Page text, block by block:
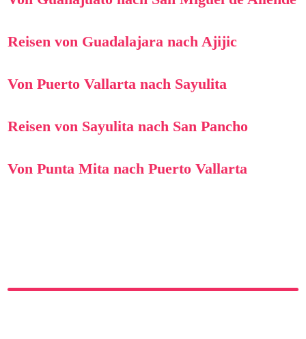
Reisen von Guadalajara nach Ajijic
Von Puerto Vallarta nach Sayulita
Reisen von Sayulita nach San Pancho
Von Punta Mita nach Puerto Vallarta